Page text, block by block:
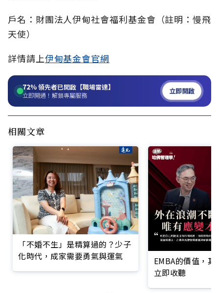
戶名：財團法人伊甸社會福利基金會（註明：慢飛
天使）
詳情請上伊甸基金會官網
72%領先者已開啟【職場雷達】
立即開通！解鎖專屬服務 立即開啟
相關文章
「不婚不生」是精算過的？少子
化時代，成家需要勇氣與運氣
EMBA的價值，
立即收聽